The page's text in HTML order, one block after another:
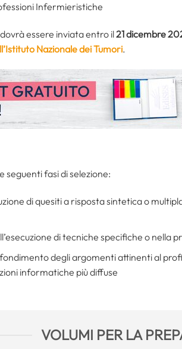
Infermieristiche
essere inviata entro il21 dicembre
Istituto Nazionale dei Tumori.
seguenti fasi di selezione:
di quesiti a risposta sintetica o
di tecniche specifiche o nella
degli argomenti attinenti al
informatiche più diffuse
VOLUMI PER LA